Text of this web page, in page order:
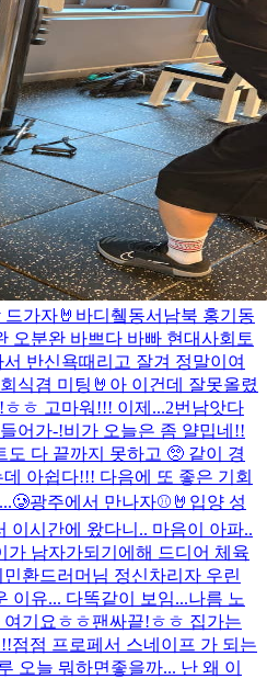
가자🤘 바디췤동서남북 홍기동
오분완 바쁘다 바빠 현대사회 토
반신욕때리고 잘겨 정말이여
식겸 미팅🤘 아 이건데 잘못올렸
ㅎ 고마워!!! 이제...2번남앗다
어가-!비가 오늘은 좀 얄밉네!!
다 끝까지 못하고 🥺 같이 경
아쉽다!!! 다음에 또 좋은 기회
광주에서 만나자⚾️🤘 입양 성
이시간에 왔다니.. 마음이 아파..
가 남자가되기에해 드디어 체육
민환드러머님 정신차리자 우린
이유... 다똑같이 보임...나름 노
기요ㅎㅎ팬싸끝!ㅎㅎ 집가는
점점 프로페서 스네이프 가 되는
오늘 뭐하면좋을까... 난 왜 이